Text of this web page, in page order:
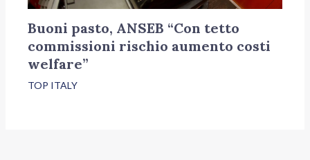
Buoni pasto, ANSEB “Con tetto
commissioni rischio aumento costi
welfare”
TOP ITALY